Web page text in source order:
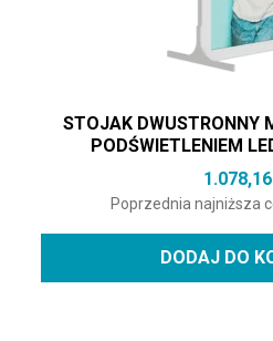
STOJAK DWUSTRONNY
PODŚWIETLENIEM
1.078,16
Poprzednia najniższa
DODAJ DO